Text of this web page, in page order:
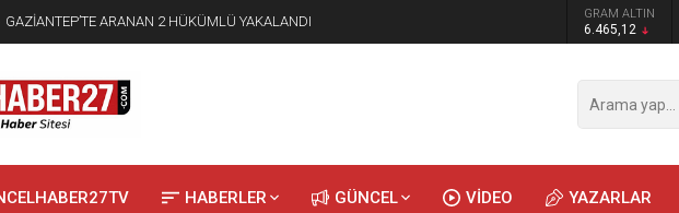
GAZİANTEP’TE ARANAN 2 HÜKÜMLÜ YAKALANDI GRAM ALTIN
6.465,12
HABERLER GÜNCEL VİDEO YAZARLAR